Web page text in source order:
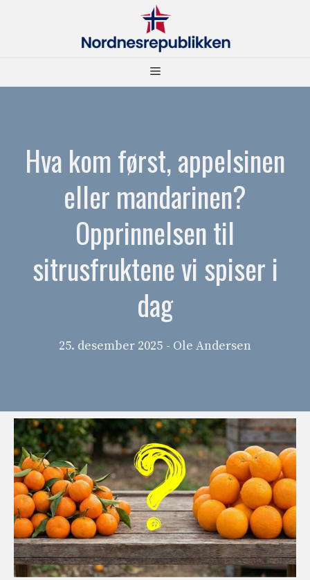
Meny
Hva kom først, appelsinen
eller mandarinen?
Opprinnelsen til
sitrusfruktene vi spiser i
dag
25. desember 2025 - Ole Andersen